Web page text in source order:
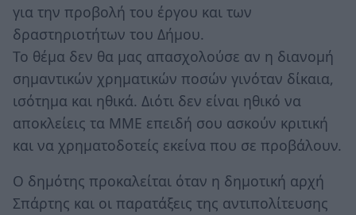
για την προβολή του έργου και των
δραστηριοτήτων του Δήμου.
Το θέμα δεν θα μας απασχολούσε αν η διανομή
σημαντικών χρηματικών ποσών γινόταν δίκαια,
ισότημα και ηθικά. Διότι δεν είναι ηθικό να
αποκλείεις τα ΜΜΕ επειδή σου ασκούν κριτική
και να χρηματοδοτείς εκείνα που σε προβάλουν.
Ο δημότης προκαλείται όταν η δημοτική αρχή
Σπάρτης και οι παρατάξεις της αντιπολίτευσης